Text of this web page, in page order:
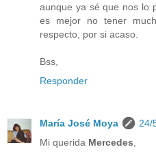
aunque ya sé que nos lo
es mejor no tener
respecto, por si acaso.
Bss,
Responder
María José Moya
24/
Mi querida Mercedes